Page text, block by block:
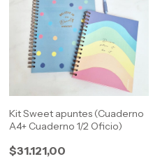
Kit Sweet apuntes (Cuaderno
A4+ Cuaderno 1/2 Oficio)
$31.121,00